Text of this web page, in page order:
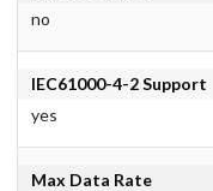
no
IEC61000-4-2 Support
yes
Max Data Rate